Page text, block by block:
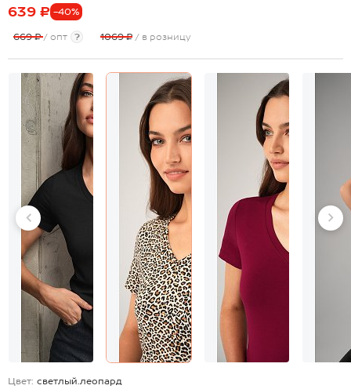
639 ₽ -40%
669 ₽/ опт ? 1069 ₽ / в розницу
Цвет: светлый.леопард